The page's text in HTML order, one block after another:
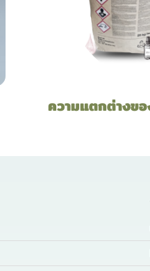
ความแตกต่างข